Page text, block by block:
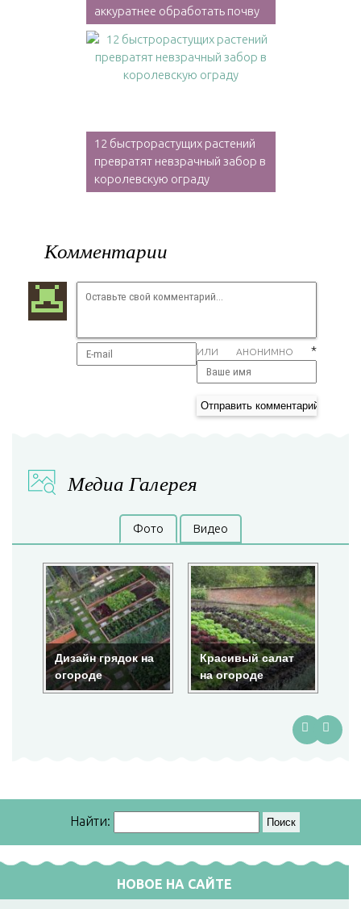
аккуратнее обработать почву
12 быстрорастущих растений
превратят невзрачный забор в
королевскую ограду
Комментарии
ИЛИ АНОНИМНО *
Медиа Галерея
Фото Видео
Дизайн грядок на
огороде
Красивый салат
на огороде
Красота
Найти:
НОВОЕ НА САЙТЕ